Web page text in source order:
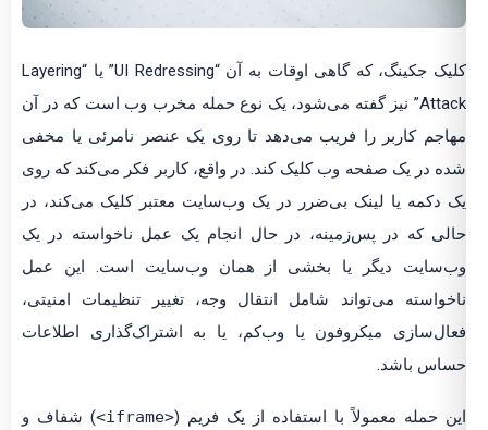
کلیک جکینگ، که گاهی اوقات به آن “UI Redressing” یا “Layering
Attack” نیز گفته می‌شود، یک نوع حمله مخرب وب است که در آن
کاربر را فریب می‌دهد تا روی یک عنصر نامرئی یا مخفی
در یک صفحه وب کلیک کند. در واقع، کاربر فکر می‌کند که روی
دکمه یا لینک بی‌ضرر در یک وب‌سایت معتبر کلیک می‌کند، در
که در پس‌زمینه، در حال انجام یک عمل ناخواسته در یک
دیگر یا بخشی از همان وب‌سایت است. این عمل
می‌تواند شامل انتقال وجه، تغییر تنظیمات امنیتی،
میکروفون یا وب‌کم، یا به اشتراک‌گذاری اطلاعات
باشد.
حمله معمولاً با استفاده از یک فریم ( <iframe>
) شفاف و